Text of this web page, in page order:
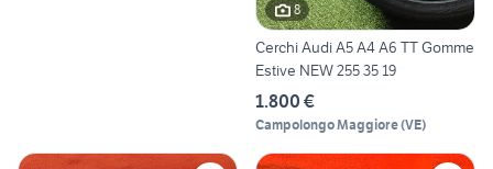
8
Cerchi Audi A5 A4 A6 TT Gomme
Estive NEW 255 35 19
1.800 €
Campolongo Maggiore(VE)